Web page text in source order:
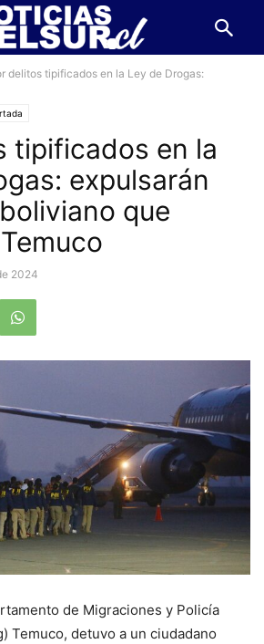
delitos tipificados en la Ley de Drogas:
tipificados en la
expulsarán
que
2024
de Migraciones y Policía
Temuco, detuvo a un ciudadano